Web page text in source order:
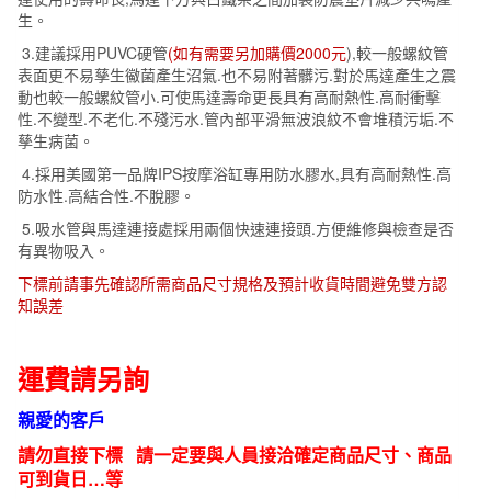
生。
3.建議採用PUVC硬管(如有需要另加購價2000元),較一般螺紋管
表面更不易孳生鰴菌產生沼氣.也不易附著髒污.對於馬達產生之震
動也較一般螺紋管小.可使馬達壽命更長具有高耐熱性.高耐衝擊
性.不變型.不老化.不殘污水.管內部平滑無波浪紋不會堆積污垢.不
孳生病菌。
4.採用美國第一品牌IPS按摩浴缸專用防水膠水,具有高耐熱性.高
防水性.高結合性.不脫膠。
5.吸水管與馬達連接處採用兩個快速連接頭.方便維修與檢查是否
有異物吸入。
下標前請事先確認所需商品尺寸規格及預計收貨時間避免雙方認
知誤差
運費請另詢
親愛的客戶
請勿直接下標 請一定要與人員接洽確定商品尺寸、商品
可到貨日…等